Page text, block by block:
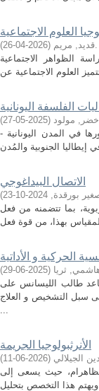
العلوم الاجتماعية
.قديد, مريم (
2026-04-26
)
الظواهر الاجتماعية
الفلسفة اليونانية
مولود (
2025-05-27
)
- ملخص: بدأ ظهور الفلسفة اليونانية بين القرنين السابع والسادس قبل الميلاد، وكانت بداية ظهورها في المدن اليونانية
الاتصال البيداغوجي
بورقدة,
2024-10-23
)
بما تتضمنه من فعل
الحركية و الأداتية
ثريا (
2025-06-29
)
طالب الليسانس على
سبل التشخيص و العلاج
...
الأنرثبولوجيا الجريمة
الجيلالي (
2026-06-11
)
الظاهرام، حيث يسعى إلى